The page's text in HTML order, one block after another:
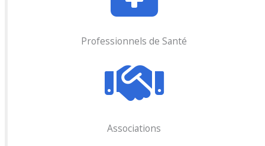
Professionnels de Santé
Associations